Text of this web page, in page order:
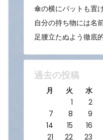
傘の横にバットも置
自分の持ち物には名
足腰立たぬよう徹底
過去の投稿
月 火 水
1
2
7
8 9
14
15 16
21
22 23